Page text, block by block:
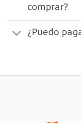
comprar?
¿Puedo